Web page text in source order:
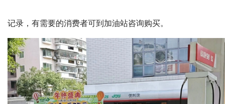
记录，有需要的消费者可到加油站咨询购买。